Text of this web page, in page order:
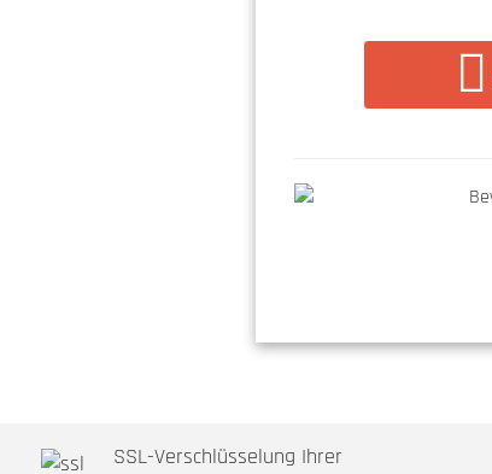
SSL-Verschlüsselung Ihrer